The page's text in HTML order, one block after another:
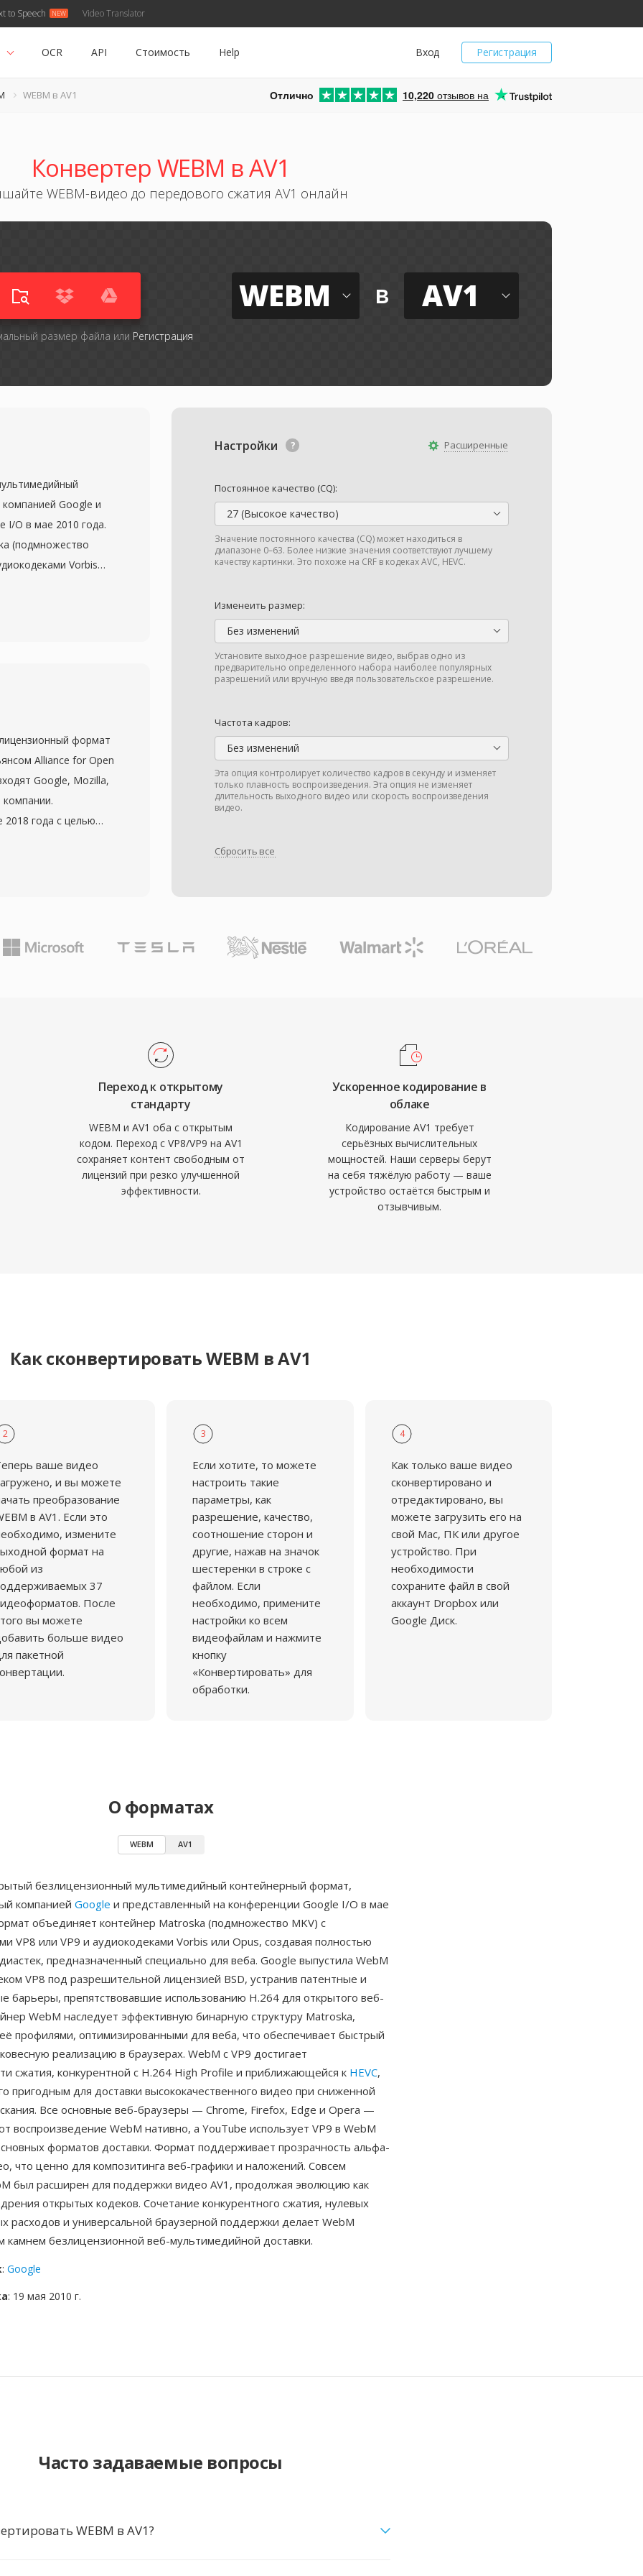
to Speech Video Translator
Регистрация
Вход
OCR API Стоимость Help
WEBM в AV1 Отлично 10,220 отзывов на
Конвертер WEBM в AV1
WEBM-видео до передового сжатия AV1 онлайн
размер файла или Регистрация
WEBM в AV1
Расширенные
Настройки
Постоянное качество (CQ):
27 (Высокое качество)
Значение постоянного качества (CQ) может находиться в
диапазоне 0–63. Более низкие значения соответствуют лучшему
качеству картинки. Это похоже на CRF в кодеках AVC, HEVC.
Изменеить размер:
Без изменений
Установите выходное разрешение видео, выбрав одно из
предварительно определенного набора наиболее популярных
разрешений или вручную введя пользовательское разрешение.
Частота кадров:
Без изменений
Эта опция контролирует количество кадров в секунду и изменяет
только плавность воспроизведения. Эта опция не изменяет
длительность выходного видео или скорость воспроизведения
видео.
Сбросить все
Google и
I/O в мае 2010 года.
(подмножество
Vorbis
медиастек,
WebM с VP9
с H.264 High
его пригодным
при сниженной
— Chrome,
AV1, продолжая
формат
Alliance for Open
Google, Mozilla,
года с целью
превосходящего
расходы на
Кодек
Аппаратная
расширяется —
что снимает ранние
4K и HDR-контента и
WebM для
лицензионных
Переход к открытому
стандарту
WEBM и AV1 оба с открытым
кодом. Переход с VP8/VP9 на AV1
сохраняет контент свободным от
лицензий при резко улучшенной
эффективности.
Ускоренное кодирование в
облаке
Кодирование AV1 требует
серьёзных вычислительных
мощностей. Наши серверы берут
на себя тяжёлую работу — ваше
устройство остаётся быстрым и
отзывчивым.
Как сконвертировать WEBM в AV1
2
ваше видео
и вы можете
преобразование
в AV1. Если это
измените
формат на
из
37
После
вы можете
больше видео
пакетной
3
Если хотите, то можете
настроить такие
параметры, как
разрешение, качество,
соотношение сторон и
другие, нажав на значок
шестеренки в строке с
файлом. Если
необходимо, примените
настройки ко всем
видеофайлам и нажмите
кнопку
«Конвертировать» для
обработки.
4
Как только ваше видео
сконвертировано и
отредактировано, вы
можете загрузить его на
свой Mac, ПК или другое
устройство. При
необходимости
сохраните файл в свой
аккаунт Dropbox или
Google Диск.
О форматах
WEBM AV1
безлицензионный мультимедийный контейнерный формат,
компанией Google и представленный на конференции Google I/O в мае
объединяет контейнер Matroska (подмножество MKV) с
VP8 или VP9 и аудиокодеками Vorbis или Opus, создавая полностью
предназначенный специально для веба. Google выпустила WebM
VP8 под разрешительной лицензией BSD, устранив патентные и
барьеры, препятствовавшие использованию H.264 для открытого веб-
WebM наследует эффективную бинарную структуру Matroska,
профилями, оптимизированными для веба, что обеспечивает быстрый
реализацию в браузерах. WebM с VP9 достигает
сжатия, конкурентной с H.264 High Profile и приближающейся к HEVC,
пригодным для доставки высококачественного видео при сниженной
Все основные веб-браузеры — Chrome, Firefox, Edge и Opera —
воспроизведение WebM нативно, а YouTube использует VP9 в WebM
форматов доставки. Формат поддерживает прозрачность альфа-
что ценно для композитинга веб-графики и наложений. Совсем
был расширен для поддержки видео AV1, продолжая эволюцию как
открытых кодеков. Сочетание конкурентного сжатия, нулевых
расходов и универсальной браузерной поддержки делает WebM
камнем безлицензионной веб-мультимедийной доставки.
: Google
: 19 мая 2010 г.
Часто задаваемые вопросы
WEBM в AV1?